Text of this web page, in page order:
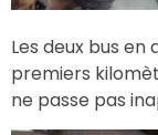
Les deux bus
premiers
ne passe pas